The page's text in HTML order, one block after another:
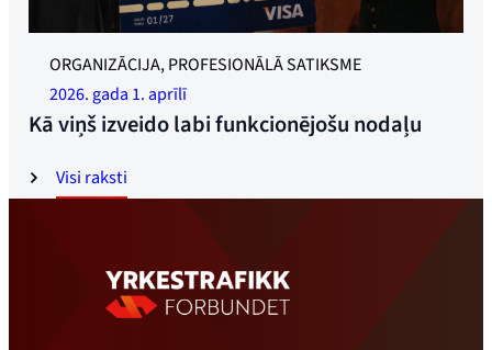
Visi raksti
GODS, GODS UN PĀRBAUDE: Kurts Pedersens saņem balvu
no Ann Kristin Mobakk no Gjensidige un arodbiedrības
līderes Trūdes Sandes. Foto: Øyvind Henriksen
ORGANIZĀCIJA, PROFESIONĀLĀ SATIKSME
2026. gada 1. aprīlī
Kā viņš izveido labi funkcionējošu nodaļu